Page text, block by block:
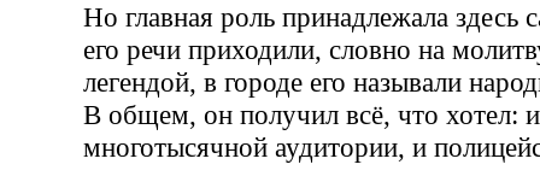
Но главная роль принадлежала здесь
его речи приходили, словно на
легендой, в городе его называли
В общем, он получил всё, что хотел:
многотысячной аудитории, и